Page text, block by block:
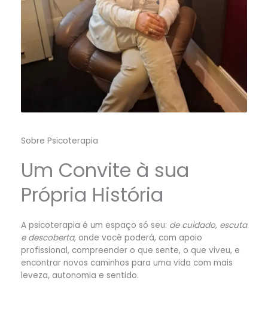
Sobre Psicoterapia
Um Convite à sua
Própria História
A psicoterapia é um espaço só seu: de cuidado, escuta
e descoberta, onde você poderá, com apoio
profissional, compreender o que sente, o que viveu, e
encontrar novos caminhos para uma vida com mais
leveza, autonomia e sentido.